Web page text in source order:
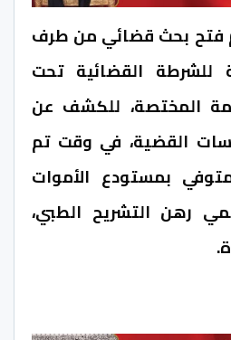
فتح بحث قضائي من طرف
للشرطة القضائية تحت
المختصة، للكشف عن
القضية، في وقت تم
بمستودع الأموات
رهن التشريح الطبي،